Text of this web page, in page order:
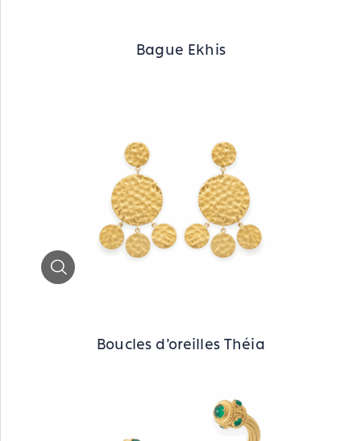
Bague Ekhis
Boucles d'oreilles Théia